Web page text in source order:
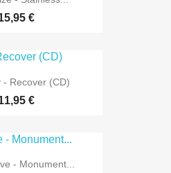
€
- Recover (CD)
€
- Monument...